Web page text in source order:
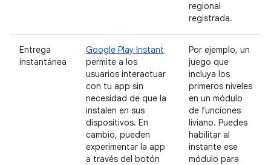
regional
registrada.
Entrega
instantánea
Google Play Instant
permite a los
usuarios interactuar
con tu app sin
necesidad de que la
instalen en sus
dispositivos. En
cambio, pueden
experimentar la app
a través del botón
Por ejemplo, un
juego que
incluya los
primeros niveles
en un módulo
de funciones
liviano. Puedes
habilitar al
instante ese
módulo para